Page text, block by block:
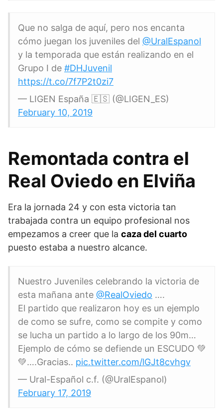
Que no salga de aquí, pero nos encanta
cómo juegan los juveniles del @UralEspanol
y la temporada que están realizando en el
Grupo I de #DHJuvenil
https://t.co/7f7P2t0zi7
— LIGEN España 🇪🇸 (@LIGEN_ES)
February 10, 2019
Remontada contra el
Real Oviedo en Elviña
Era la jornada 24 y con esta victoria tan
trabajada contra un equipo profesional nos
empezamos a creer que la caza del cuarto
puesto estaba a nuestro alcance.
Nuestro Juveniles celebrando la victoria de
esta mañana ante @RealOviedo ….
El partido que realizaron hoy es un ejemplo
de como se sufre, como se compite y como
se lucha un partido a lo largo de los 90m…
Ejemplo de cómo se defiende un ESCUDO 💚
💚….Gracias.. pic.twitter.com/lGJt8cvhgv
— Ural-Español c.f. (@UralEspanol)
February 17, 2019